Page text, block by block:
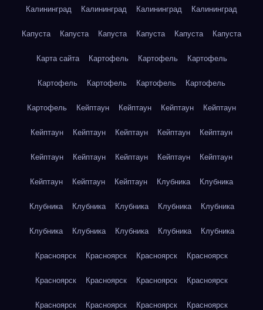
Калининград Калининград Калининград Калининград
Капуста Капуста Капуста Капуста Капуста Капуста
Карта сайта Картофель Картофель Картофель
Картофель Картофель Картофель Картофель
Картофель Кейптаун Кейптаун Кейптаун Кейптаун
Кейптаун Кейптаун Кейптаун Кейптаун Кейптаун
Кейптаун Кейптаун Кейптаун Кейптаун Кейптаун
Кейптаун Кейптаун Кейптаун Клубника Клубника
Клубника Клубника Клубника Клубника Клубника
Клубника Клубника Клубника Клубника Клубника
Красноярск Красноярск Красноярск Красноярск
Красноярск Красноярск Красноярск Красноярск
Красноярск Красноярск Красноярск Красноярск